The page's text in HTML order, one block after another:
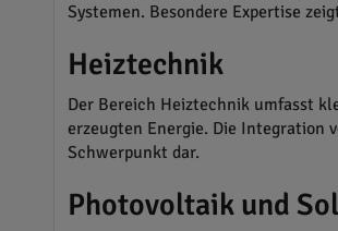
Systemen. Besondere Expertise
Heiztechnik
Der Bereich Heiztechnik umfasst
erzeugten Energie. Die Integration
Schwerpunkt dar.
Photovoltaik und